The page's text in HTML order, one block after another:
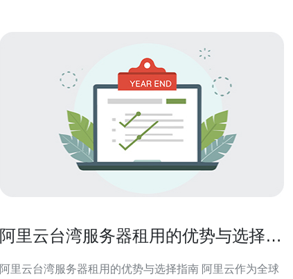
阿里云台湾服务器租用的优势与选择指
阿里云台湾服务器租用的优势与选择指南 阿里云作为全球